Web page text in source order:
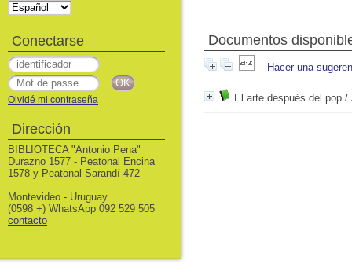
Documentos
Hacer una
El arte después del pop /
Conectarse
Olvidé mi contraseña
Dirección
BIBLIOTECA "Antonio Pena"
Durazno 1577 - Peatonal Encina
1578 y Peatonal Sarandí 472
Montevideo - Uruguay
(0598 +) WhatsApp 092 529 505
contacto